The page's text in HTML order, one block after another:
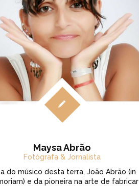
Maysa Abrão
Fotógrafa & Jornalista
do músico desta terra, João Abrão (in
e da pioneira na arte de fabricar